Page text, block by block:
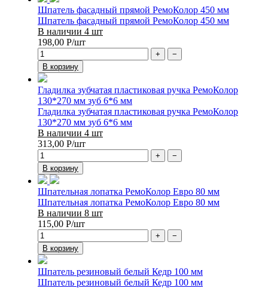
Шпатель фасадный прямой РемоКолор 450 мм
Шпатель фасадный прямой РемоКолор 450 мм
В наличии 4 шт
198,00 Р/шт
+
−
В корзину
Гладилка зубчатая пластиковая ручка РемоКолор
130*270 мм зуб 6*6 мм
Гладилка зубчатая пластиковая ручка РемоКолор
130*270 мм зуб 6*6 мм
В наличии 4 шт
313,00 Р/шт
+
−
В корзину
Шпательная лопатка РемоКолор Евро 80 мм
Шпательная лопатка РемоКолор Евро 80 мм
В наличии 8 шт
115,00 Р/шт
+
−
В корзину
Шпатель резиновый белый Кедр 100 мм
Шпатель резиновый белый Кедр 100 мм